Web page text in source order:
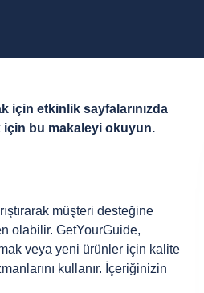
için etkinlik sayfalarınızda
için bu makaleyi okuyun.
müşteri desteğine
olabilir. GetYourGuide,
veya yeni ürünler için kalite
kullanır. İçeriğinizin